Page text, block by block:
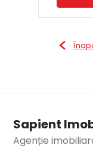
Sapient
Agenție